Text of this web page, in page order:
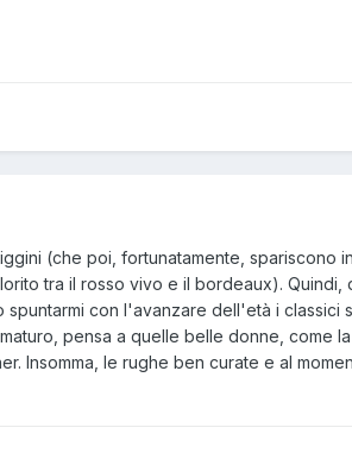
(che poi, fortunatamente,
tra il rosso vivo e il bordeaux).
con l'avanzare dell'età i classici
pensa a quelle belle donne, come
Insomma, le rughe ben curate e al